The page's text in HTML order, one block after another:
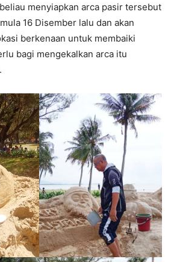
menyiapkan arca pasir tersebut
16 Disember lalu dan akan
berkenaan untuk membaiki
bagi mengekalkan arca itu